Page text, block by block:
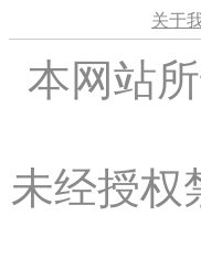
关于
本网站
未经授权